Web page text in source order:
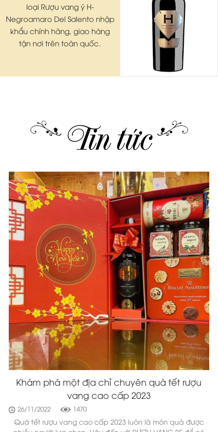
loại Rượu vang ý H-
Negroamaro Del Salento nhập
khẩu chính hãng, giao hàng
tận nơi trên toàn quốc.
Tin tức
địa chỉ chuyên quà tết rượu
cao cấp 2023
cấp 2023 luôn là món quà được
Hộp quà tết
Tết được xem là